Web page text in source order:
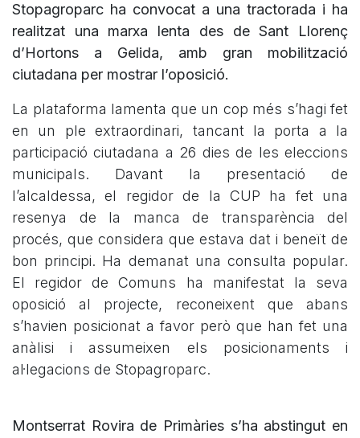
Stopagroparc ha convocat a una tractorada i ha
realitzat una marxa lenta des de Sant Llorenç
d’Hortons a Gelida, amb gran mobilització
ciutadana per mostrar l’oposició.
La plataforma lamenta que un cop més s’hagi fet
en un ple extraordinari, tancant la porta a la
participació ciutadana a 26 dies de les eleccions
municipals. Davant la presentació de
l’alcaldessa, el regidor de la CUP ha fet una
resenya de la manca de transparència del
procés, que considera que estava dat i beneït de
bon principi. Ha demanat una consulta popular.
El regidor de Comuns ha manifestat la seva
oposició al projecte, reconeixent que abans
s’havien posicionat a favor però que han fet una
anàlisi i assumeixen els posicionaments i
al·legacions de Stopagroparc.
Montserrat Rovira de Primàries s’ha abstingut en